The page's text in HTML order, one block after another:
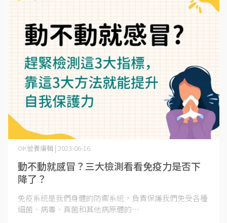
動不動就感冒？三大檢測看看免疫力是否下
降了？
OK營養編輯 | 2023-06-16
免疫系統是我們身體的防禦系統，負責保護我們免受各種
細菌、病毒、真菌和其他病原體的⋯